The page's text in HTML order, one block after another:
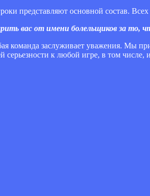
представляют основной состав.
вас от имени болельщиков за то,
команда заслуживает уважения. Мы
серьезности к любой игре, в том